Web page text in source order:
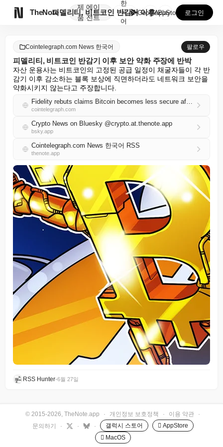
TheNote
제
품
에이
전트
피델리티, 비트코인 반감기 이후 보안 약화 주장에 반박
한
국
어
GooglePlay
AppStore 로그인
Cointelegraph.com News 한국어 팔로우
피델리티, 비트코인 반감기 이후 보안 약화 주장에 반박
자산 운용사는 비트코인의 고정된 공급 일정이 채굴자들이 각 반
감기 이후 감소하는 블록 보상에 직면하더라도 네트워크 보안을
약화시키지 않는다고 주장합니다.
Fidelity rebuts claims Bitcoin becomes less secure after halvings
cointelegraph.com
Crypto News on Bluesky @crypto.at.thenote.app
bsky.app
Cointelegraph.com News 한국어 RSS
thenote.app
RSS Hunter•6월 27일
© 2015-2026, TheNote.app · 개인정보 보호정책 · 이용 약관
·
문의하기
· · · 갤럭시 스토어
 AppStore
 MacOS